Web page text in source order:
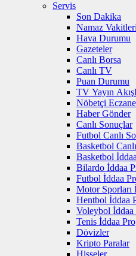
Servis
Son Dakika
Namaz Vakitleri
Hava Durumu
Gazeteler
Canlı Borsa
Canlı TV
Puan Durumu
TV Yayın
Nöbetçi
Haber Gönder
Canlı Sonuçlar
Futbol Canlı
Basketbol
Basketbol
Bilardo İddaa
Futbol İddaa
Motor Sporları
Hentbol İddaa
Voleybol İddaa
Tenis İddaa
Dövizler
Kripto Paralar
Hisseler